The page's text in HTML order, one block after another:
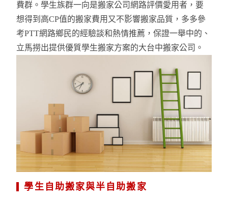
費群。學生族群一向是搬家公司網路評價愛用者，要
想得到高CP值的搬家費用又不影響搬家品質，多多參
考PTT網路鄉民的經驗談和熱情推薦，保證一舉中的、
立馬撈出提供優質學生搬家方案的大台中搬家公司。
學生自助搬家與半自助搬家